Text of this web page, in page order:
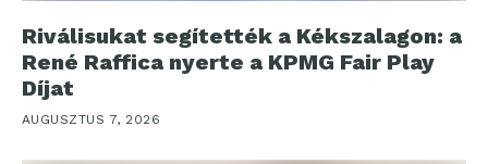
Riválisukat segítették a Kékszalagon: a
René Raffica nyerte a KPMG Fair Play
Díjat
AUGUSZTUS 7, 2026